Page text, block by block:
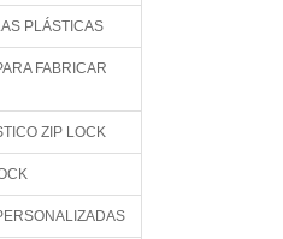
PLÁSTICAS
FABRICAR
ZIP LOCK